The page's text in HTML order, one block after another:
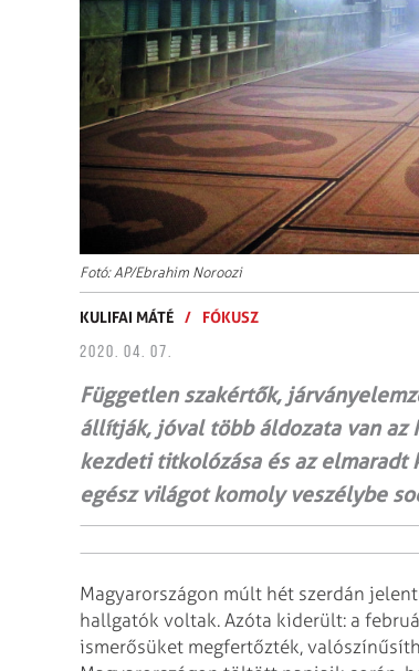
Fotó: AP/Ebrahim Noroozi
KULIFAI MÁTÉ / FÓKUSZ
2020. 04. 07.
Független szakértők,
állítják, jóval több áldozata van az
kezdeti titkolózása és az elmaradt
egész világot komoly veszélybe
Magyarországon múlt hét szerdán
hallgatók voltak. Azóta kiderült: a
ismerősüket megfertőzték,